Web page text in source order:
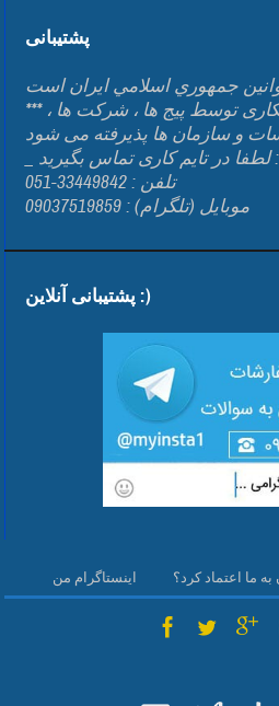
پشتیبانی
جمهوري اسلامي ايران است
*** کلیه سفارشات همکاری توسط پیج ها ، شرکت ها ،
تلفن : 33449842-051
موبایل (تلگرام) : 09037519859
پشتیبانی آنلاین :)
اینستاگرام من ما اعتماد کرد؟